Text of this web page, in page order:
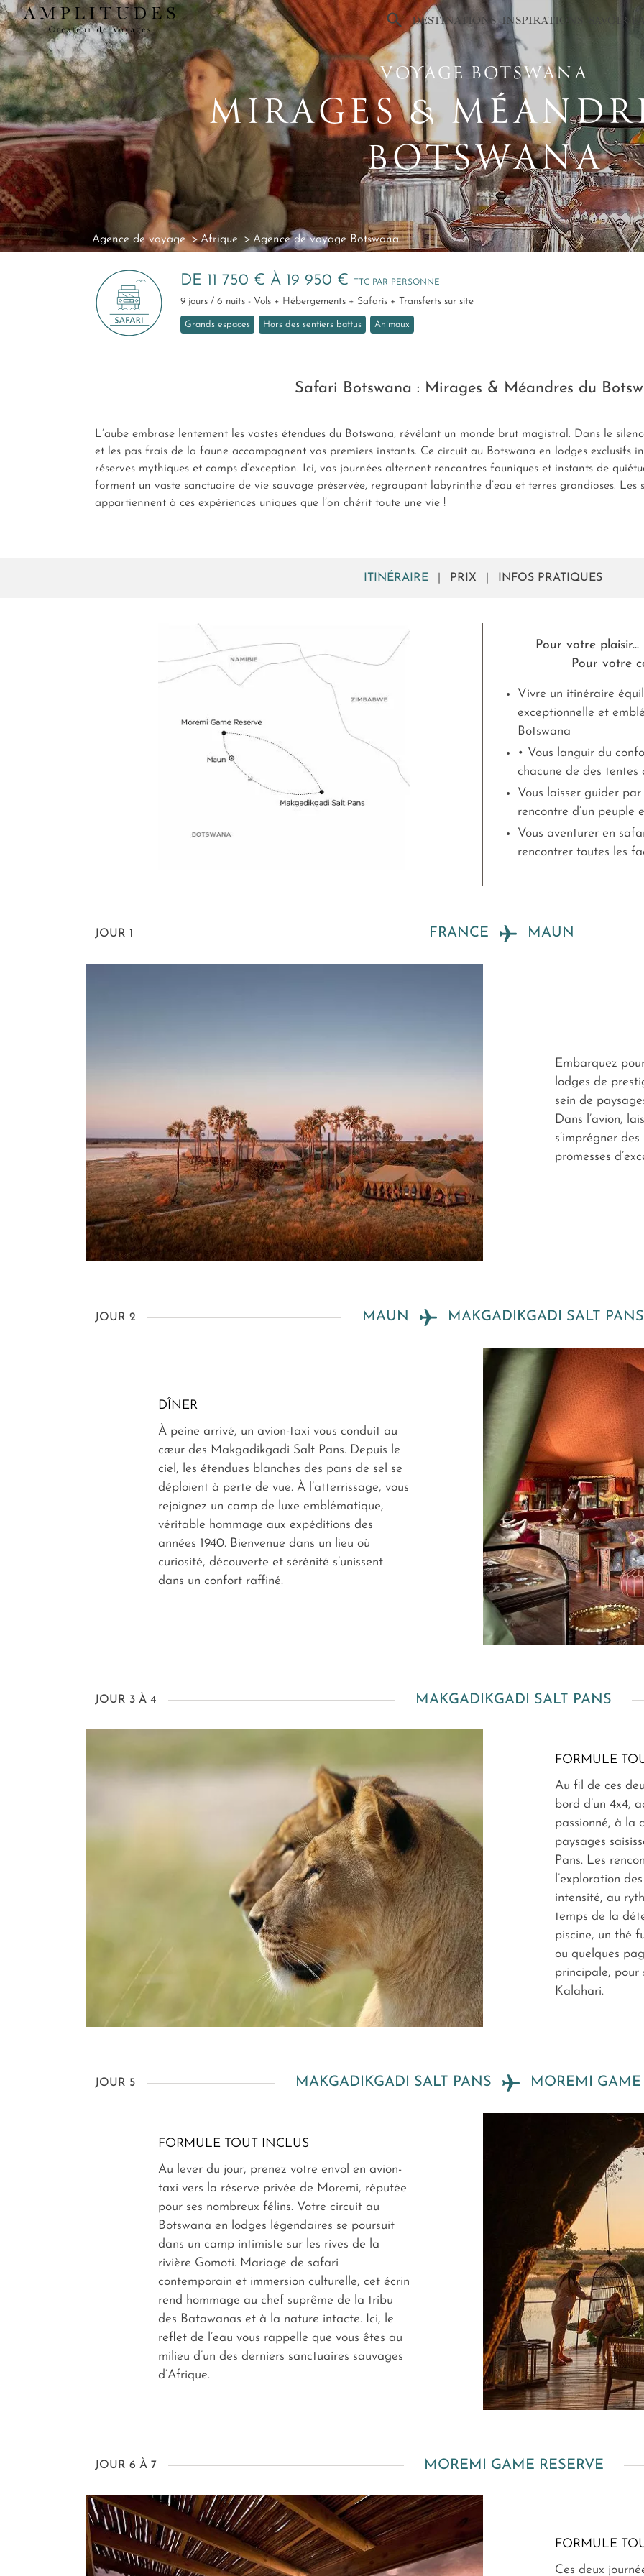
× DESTINATIONS INSPIRATIONS SAVOIR-
VOYAGE BOTSWANA
MIRAGES &
BOTSWANA
Agence de voyage Afrique Agence de voyage Botswana
DE 11 750 € À 19 950 € TTC PAR PERSONNE
9 jours / 6 nuits - Vols + Hébergements + Safaris + Transferts sur site
Grands espaces Hors des sentiers battus Animaux
Safari Botswana : Mirages & Méandres du
L’aube embrase lentement les vastes étendues du Botswana, révélant un monde brut magistral. Dans le
et les pas frais de la faune accompagnent vos premiers instants. Ce circuit au Botswana en lodges exclusifs
réserves mythiques et camps d’exception. Ici, vos journées alternent rencontres fauniques et instants de
forment un vaste sanctuaire de vie sauvage préservée, regroupant labyrinthe d’eau et terres grandioses. Les
appartiennent à ces expériences uniques que l’on chérit toute une vie !
ITINÉRAIRE PRIX INFOS PRATIQUES
Pour votre plaisir...
Pour votre
Vivre un itinéraire
exceptionnelle et
Botswana
• Vous languir du
chacune de des tentes
Vous laisser guider
rencontre d’un peuple
Vous aventurer en
rencontrer toutes les
JOUR 1 FRANCE MAUN
Embarquez
lodges de
sein de
Dans l’avion,
s’imprégner
promesses
JOUR 2 MAUN MAKGADIKGADI SALT PANS
DÎNER
À peine arrivé, un avion-taxi vous conduit au
cœur des Makgadikgadi Salt Pans. Depuis le
ciel, les étendues blanches des pans de sel se
déploient à perte de vue. À l’atterrissage, vous
rejoignez un camp de luxe emblématique,
véritable hommage aux expéditions des
années 1940. Bienvenue dans un lieu où
curiosité, découverte et sérénité s’unissent
dans un confort raffiné.
JOUR 3 À 4 MAKGADIKGADI SALT PANS
FORMULE
Au fil de ces
bord d’un 4x4,
passionné, à la
paysages
Pans. Les
l’exploration
intensité, au
temps de la
piscine, un thé
ou quelques
principale, pour
Kalahari.
JOUR 5 MAKGADIKGADI SALT PANS MOREMI GAME
FORMULE TOUT INCLUS
Au lever du jour, prenez votre envol en avion-
taxi vers la réserve privée de Moremi, réputée
pour ses nombreux félins. Votre circuit au
Botswana en lodges légendaires se poursuit
dans un camp intimiste sur les rives de la
rivière Gomoti. Mariage de safari
contemporain et immersion culturelle, cet écrin
rend hommage au chef suprême de la tribu
des Batawanas et à la nature intacte. Ici, le
reflet de l’eau vous rappelle que vous êtes au
milieu d’un des derniers sanctuaires sauvages
d’Afrique.
JOUR 6 À 7 MOREMI GAME RESERVE
FORMULE
Ces deux